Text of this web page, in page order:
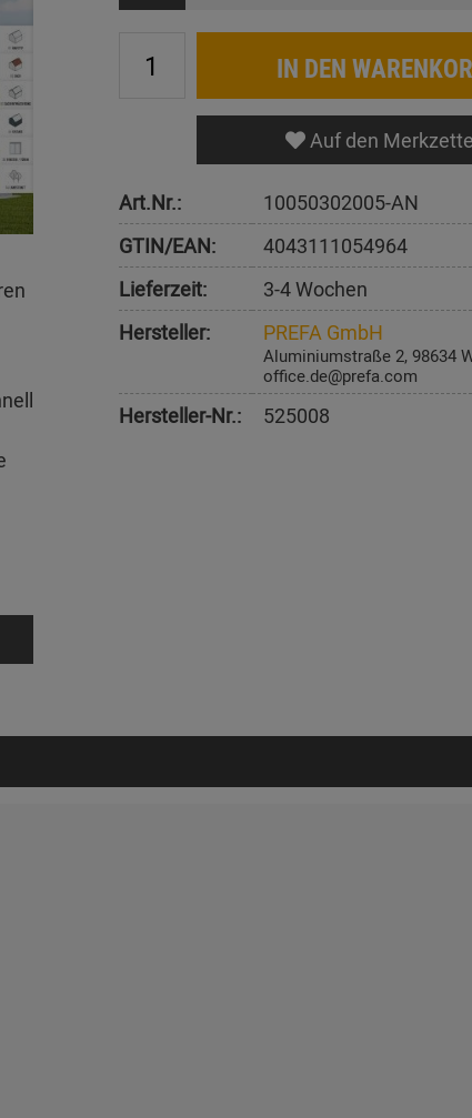
IN DEN
Auf den
Art.Nr.:
10050302005-AN
GTIN/EAN:
4043111054964
Lieferzeit:
3-4 Wochen
Hersteller:
PREFA GmbH
Aluminiumstraße 2, 98634
office.de@prefa.com
Hersteller-Nr.: 525008